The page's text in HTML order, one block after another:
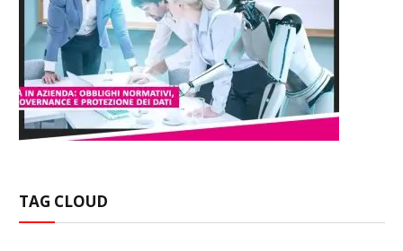
TAG CLOUD